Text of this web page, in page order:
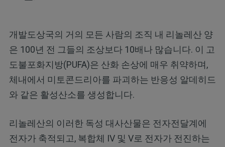
개발도상국의 거의 모든 사람의 조직 내 리놀레산 양
은 100년 전 그들의 조상보다 10배나 많습니다. 이 고
도불포화지방(PUFA)은 산화 손상에 매우 취약하며,
체내에서 미토콘드리아를 파괴하는 반응성 알데히드
와 같은 활성산소를 생성합니다.
리놀레산의 이러한 독성 대사산물은 전자전달계에
전자가 축적되고, 복합체 IV 및 V로 전자가 전진하는